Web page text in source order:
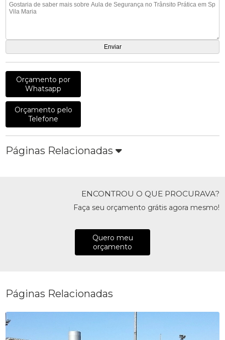
Orçamento por
Whatsapp
Orçamento pelo
Telefone
Páginas Relacionadas
ENCONTROU O QUE PROCURAVA?
Faça seu orçamento grátis agora mesmo!
Quero meu
orçamento
Páginas Relacionadas